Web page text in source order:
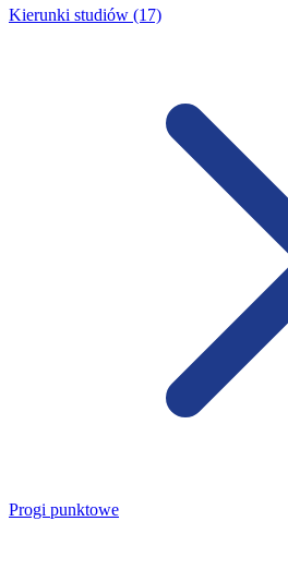
Kierunki studiów (17)
Progi punktowe